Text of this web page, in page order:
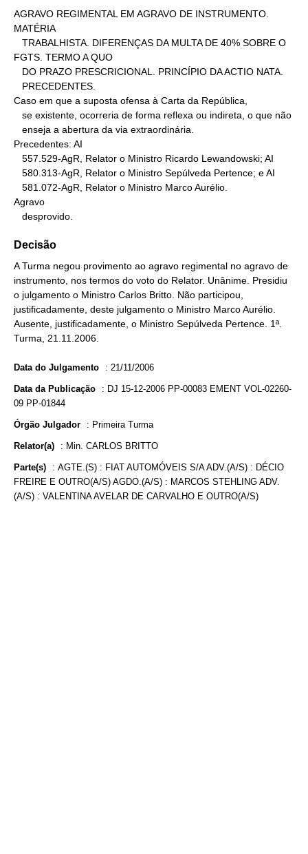
AGRAVO REGIMENTAL EM AGRAVO DE INSTRUMENTO.
MATÉRIA
FGTS. TERMO A QUO
Caso em que a suposta ofensa à Carta da República,
Precedentes: AI
Agravo
   desprovido.
Decisão
A Turma negou provimento ao agravo regimental no agravo de
instrumento, nos termos do voto do Relator. Unânime. Presidiu
o julgamento o Ministro Carlos Britto. Não participou,
justificadamente, deste julgamento o Ministro Marco Aurélio.
Ausente, justificadamente, o Ministro Sepúlveda Pertence. 1ª.
Turma, 21.11.2006.
Data do Julgamento : 21/11/2006
Data da Publicação : DJ 15-12-2006 PP-00083 EMENT VOL-02260-
09 PP-01844
Órgão Julgador : Primeira Turma
Relator(a) : Min. CARLOS BRITTO
Parte(s) : AGTE.(S) : FIAT AUTOMÓVEIS S/A ADV.(A/S) : DÉCIO
FREIRE E OUTRO(A/S) AGDO.(A/S) : MARCOS STEHLING ADV.
(A/S) : VALENTINA AVELAR DE CARVALHO E OUTRO(A/S)